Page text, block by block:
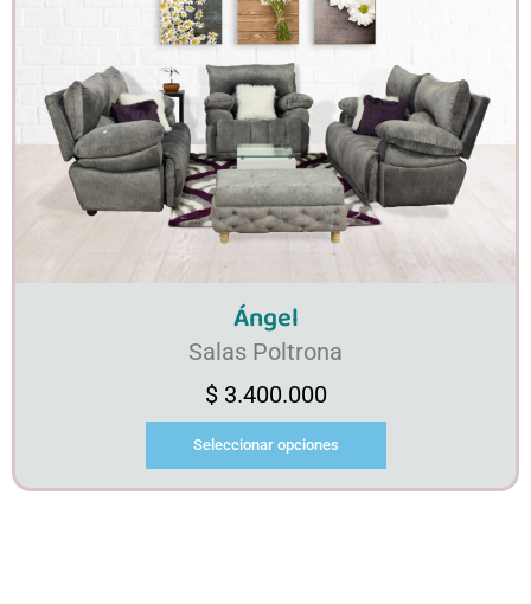
Ángel
Salas Poltrona
$3.400.000
Seleccionar opciones